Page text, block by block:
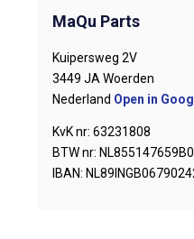
MaQu Parts
Kuipersweg 2V
3449 JA Woerden
Nederland Open in
KvK nr: 63231808
BTW nr:
IBAN: